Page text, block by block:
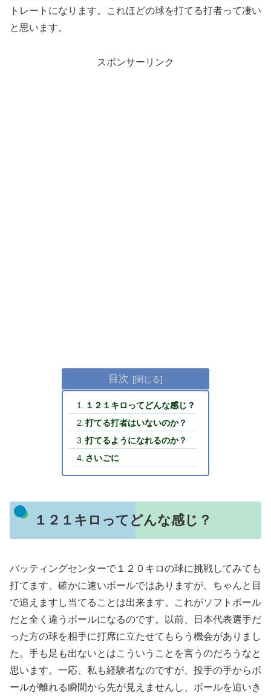
トレートになります。これほどの球を打てる打者って凄い
と思います。
スポンサーリンク
目次
１２１キロってどんな感じ？
打てる打者はいないのか？
打てるようになれるのか？
さいごに
１２１キロってどんな感じ？
バッティングセンターで１２０キロの球に挑戦してみても
打てます。確かに速いボールではありますが、ちゃんと目
で追えますし当てることは出来ます。これがソフトボール
だと全く違うボールになるのです。以前、日本代表選手だ
った方の球を相手に打席に立たせてもらう機会がありまし
た。手も足も出ないとはこういうことを言うのだろうなと
思います。一応、私も経験者なのですが、投手の手からボ
ールが離れる瞬間から先が見えませんし、ボールを追いき